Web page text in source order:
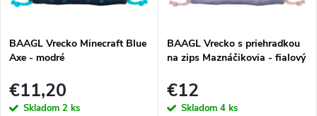
BAAGL Vrecko Minecraft Blue
Axe - modré
€11,20
Skladom 2 ks
BAAGL Vrecko s priehradkou
na zips Maznáčikovia - fialový
€12
Skladom 4 ks